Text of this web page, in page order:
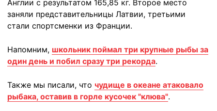
Англии с результатом 165,85 кг. Второе место
заняли представительницы Латвии, третьими
стали спортсменки из Франции.
Напомним, школьник поймал три крупные рыбы за
один день и побил сразу три рекорда.
Также мы писали, что чудище в океане атаковало
рыбака, оставив в горле кусочек "клюва".